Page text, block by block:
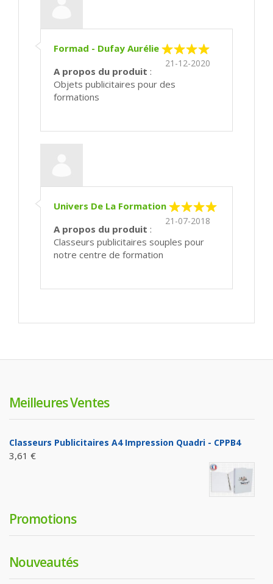
Formad - Dufay Aurélie
21-12-2020
A propos du produit :
Objets publicitaires pour des
formations
Univers De La Formation
21-07-2018
A propos du produit :
Classeurs publicitaires souples pour
notre centre de formation
Meilleures Ventes
Classeurs Publicitaires A4 Impression Quadri - CPPB4
3,61 €
Promotions
Nouveautés